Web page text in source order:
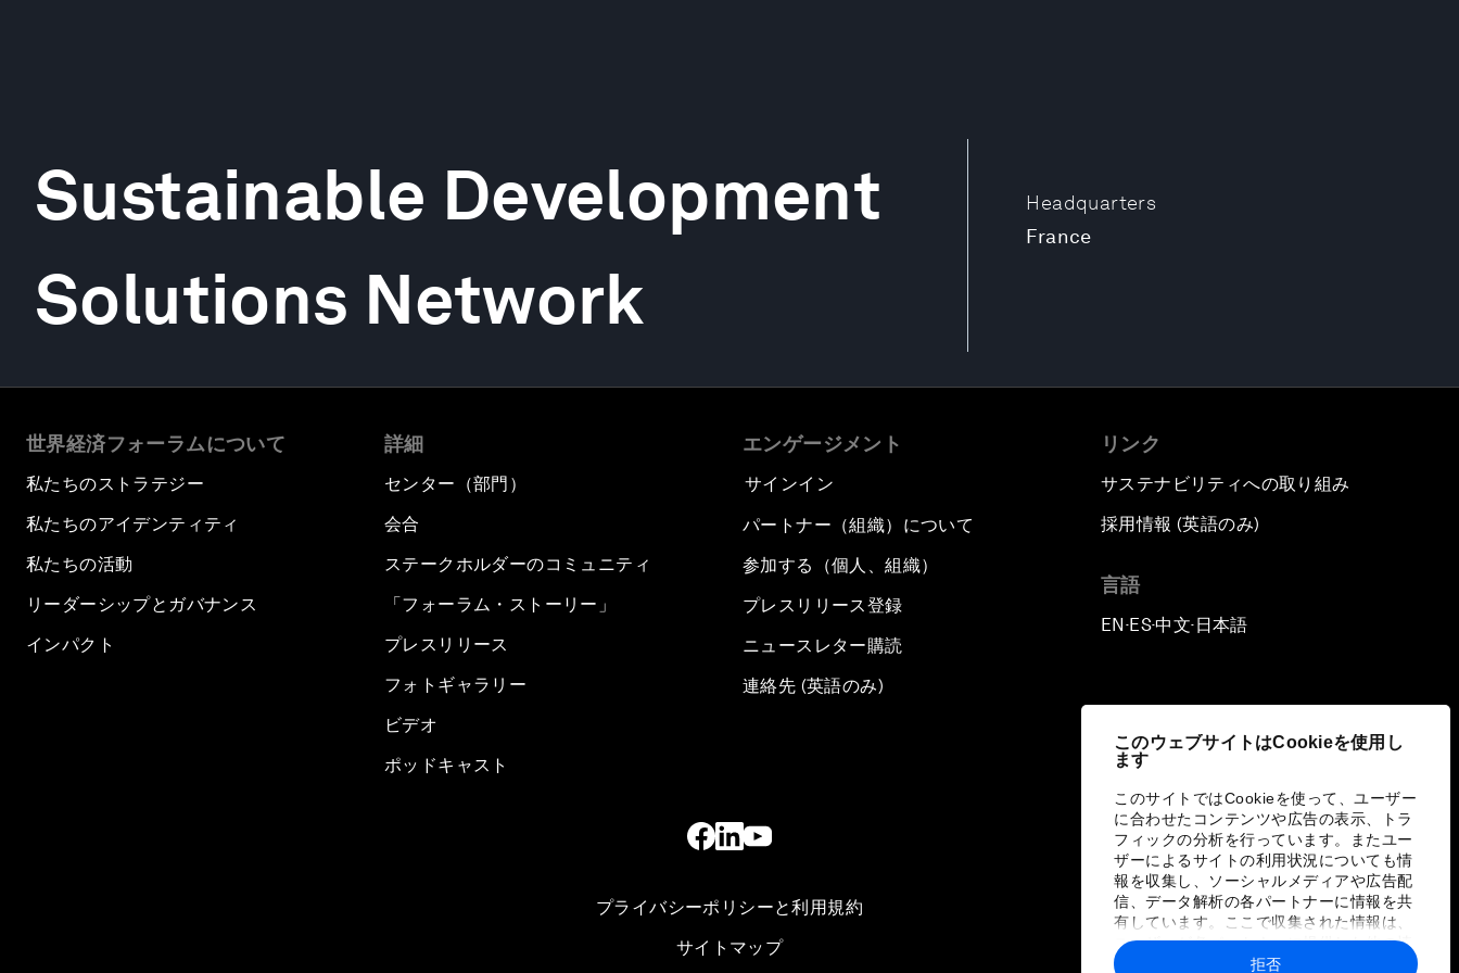
このウェブサイトはCookieを使用し
ます
このサイトではCookieを使って、ユーザー
に合わせたコンテンツや広告の表示、トラ
フィックの分析を行っています。またユー
ザーによるサイトの利用状況についても情
報を収集し、ソーシャルメディアや広告配
信、データ解析の各パートナーに情報を共
有しています。ここで収集された情報は、
ユーザーが各パートナーに提供した他の情
報や各パートナーのサービスを使用した際
拒否
Headquarters
France
Sustainable Development
Solutions Network
世界経済フォーラムについて
私たちのストラテジー
私たちのアイデンティティ
私たちの活動
リーダーシップとガバナンス
インパクト
詳細
センター（部門）
会合
ステークホルダーのコミュニティ
「フォーラム・ストーリー」
プレスリリース
フォトギャラリー
ビデオ
ポッドキャスト
エンゲージメント
サインイン
パートナー（組織）について
参加する（個人、組織）
プレスリリース登録
ニュースレター購読
連絡先 (英語のみ)
リンク
サステナビリティへの取り組み
採用情報 (英語のみ)
言語
EN ▪ES▪中文▪ 日本語
プライバシーポリシーと利用規約
サイトマップ